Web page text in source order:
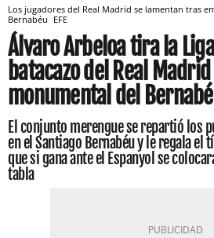
Los jugadores del Real Madrid se lamentan tras
Bernabéu EFE
Álvaro Arbeloa tira la
batacazo del Real
monumental del
El conjunto merengue se repartió los
en el Santiago Bernabéu y le regala el
que si gana ante el Espanyol se
tabla